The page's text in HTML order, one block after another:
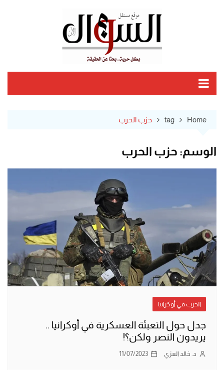
Home
tag حزب الحرب
الوسم: حزب الحرب
الحرب في أوكرانيا
جدل حول التعبئة العسكرية في أوكرانيا ..
يريدون النصر ولكن؟!
د. خالد العزي 11/07/2023